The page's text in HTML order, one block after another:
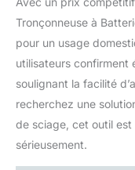
Tronçonneuse à
pour un usage
utilisateurs confirment
soulignant la facilité
recherchez une
de sciage, cet outil
sérieusement.